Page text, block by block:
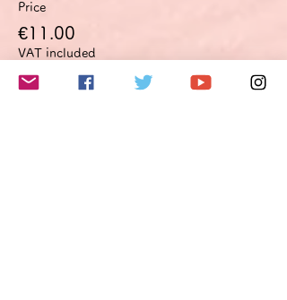
Price
€11.00
VAT included
Quantity